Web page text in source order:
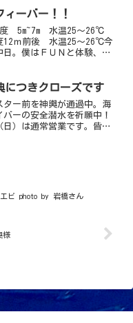
るのかなー。砂地にポツ
ィーバー！！
5m~7m 水温25～26℃
ｍ前後 水温25～26℃今
日。僕はＦＵＮと体験、み
つにも増して魚群が濃かっ
につきクローズです
ター前を神輿が通過中。海
バーの安全潜水を祈願中！
日）は通常営業です。皆様
ビ photo by 岩橋さん
様